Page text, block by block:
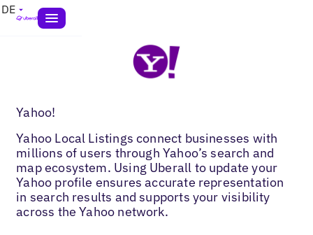
DE
Yahoo!
Yahoo Local Listings connect businesses with
millions of users through Yahoo’s search and
map ecosystem. Using Uberall to update your
Yahoo profile ensures accurate representation
in search results and supports your visibility
across the Yahoo network.